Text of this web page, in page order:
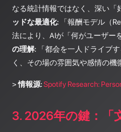
なる統計情報ではなく、深い
ッドな最適化: 「報酬モデル（
法により、AIが「何がユーザー
の理解: 「都会を一人ドライブ
く、その場の雰囲気や感情の
>情報源:Spotify Research:
3. 2026年の鍵：「